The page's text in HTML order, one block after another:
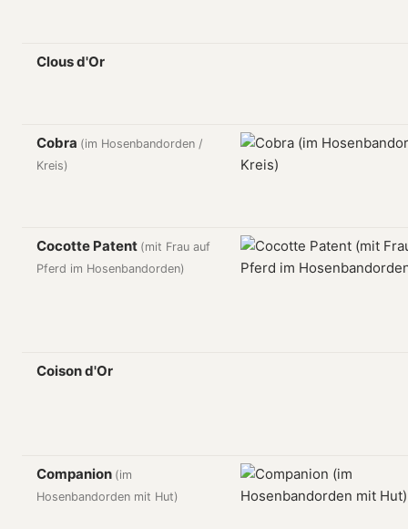
Clous d'Or
Cobra (im Hosenbandorden /
Kreis)
Cocotte Patent (mit Frau auf
Pferd im Hosenbandorden)
Coison d'Or
Companion (im
Hosenbandorden mit Hut)